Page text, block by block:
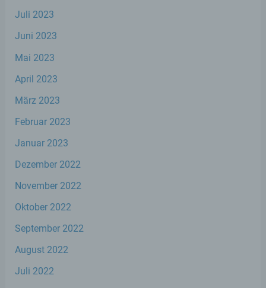
Juli 2023
Juni 2023
Mai 2023
April 2023
März 2023
Februar 2023
Januar 2023
Dezember 2022
November 2022
Oktober 2022
September 2022
August 2022
Juli 2022
Verarbeitung Verantwortlichen verarbeitet
c) Verarbeitung
automatisierter Verfahren ausgeführte
Zusammenhang mit personenbezogenen
Organisation, das Ordnen, die Speicherung,
die Anpassung oder Veränderung, das
Auslesen, das Abfragen, die Verwendung,
die Offenlegung durch Übermittlung,
Verbreitung oder eine andere Form der
Bereitstellung, den Abgleich oder die
Löschen oder die Vernichtung.